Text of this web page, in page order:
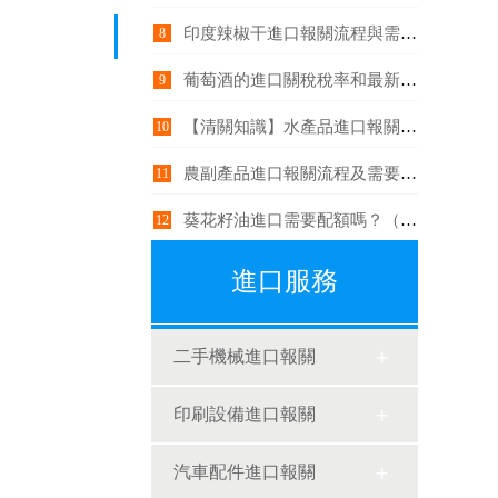
8 印度辣椒干進口報關流程與需要注意哪些事項？
9 葡萄酒的進口關稅稅率和最新政策
10 【清關知識】水產品進口報關單證資料介紹
11 農副產品進口報關流程及需要注意什么？
12 葵花籽油進口需要配額嗎？（菜籽油和葵花籽油哪個好？）
進口服務
二手機械進口報關
印刷設備進口報關
汽車配件進口報關